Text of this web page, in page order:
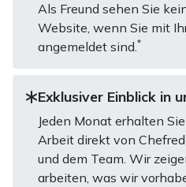
Als Freund sehen Sie
Website, wenn Sie mit
angemeldet sind.*
Exklusiver Einblick in
Jeden Monat erhalten
Arbeit direkt von
und dem Team. Wir
arbeiten, was wir